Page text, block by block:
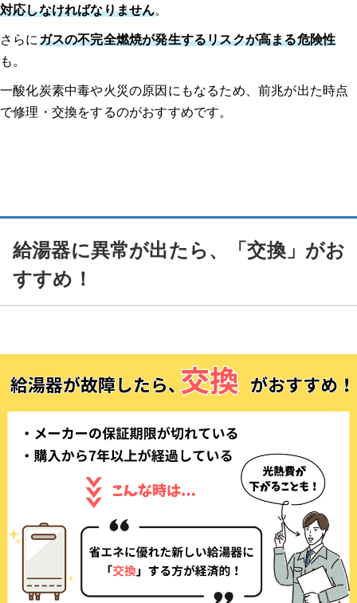
対応しなければなりません。
さらにガスの不完全燃焼が発生するリスクが高まる危険性
も。
一酸化炭素中毒や火災の原因にもなるため、前兆が出た時点
で修理・交換をするのがおすすめです。
給湯器に異常が出たら、「交換」がお
すすめ！